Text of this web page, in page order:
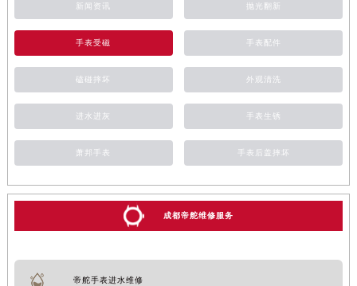
新闻资讯 抛光翻新
手表受磁 手表配件
磕碰摔坏 外观清洗
进水进灰 手表生锈
萧邦手表 手表后盖摔坏
成都帝舵维修服务
帝舵手表进水维修